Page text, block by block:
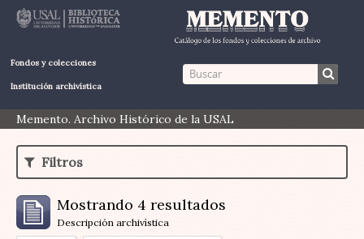
Fondos y colecciones
Institución archivística
Memento. Archivo Histórico de la USAL
Filtros
Mostrando 4 resultados
Descripción archivística